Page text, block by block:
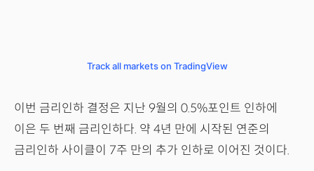
Track all markets on TradingView
이번 금리인하 결정은 지난 9월의 0.5%포인트 인하에
이은 두 번째 금리인하다. 약 4년 만에 시작된 연준의
금리인하 사이클이 7주 만의 추가 인하로 이어진 것이다.